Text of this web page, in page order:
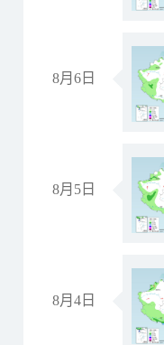
8月6日
8月5日
8月4日